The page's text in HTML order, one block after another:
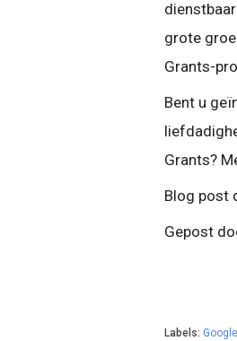
grote
Grants-
Bent u
Grants?
Blog post
Gepost
Labels: